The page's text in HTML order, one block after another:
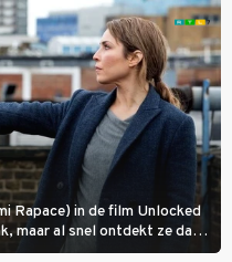
Rapace) in de film Unlocked
maar al snel ontdekt ze dat
heeft.